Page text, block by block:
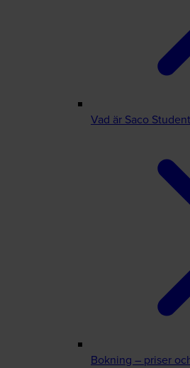
Vad är Saco
Bokning – priser